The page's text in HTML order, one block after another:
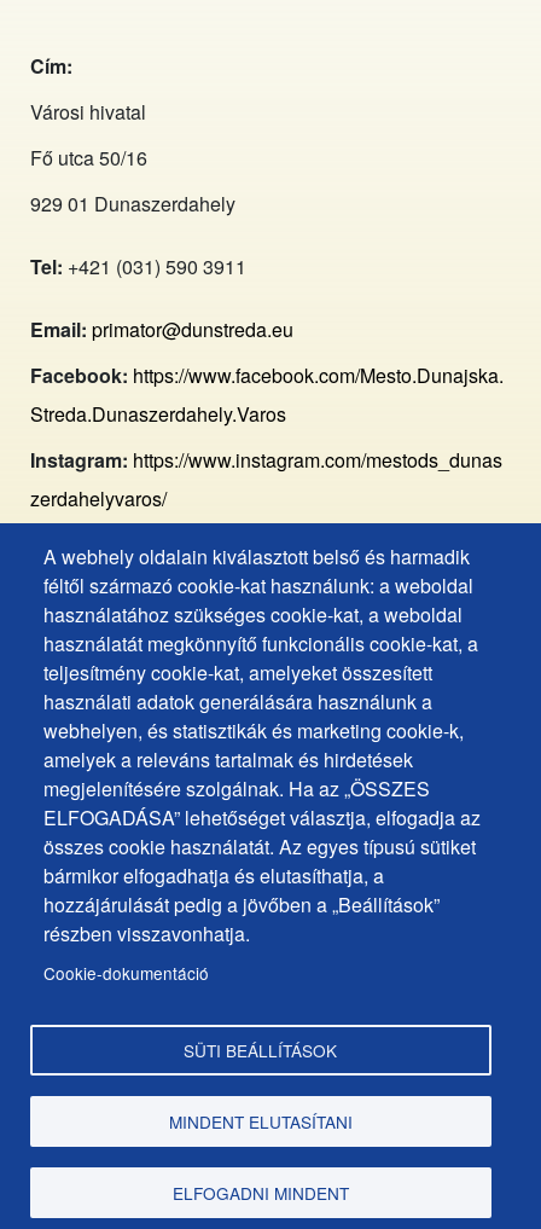
A webhely oldalain kiválasztott belső és harmadik
féltől származó cookie-kat használunk: a weboldal
használatához szükséges cookie-kat, a weboldal
használatát megkönnyítő funkcionális cookie-kat, a
teljesítmény cookie-kat, amelyeket összesített
használati adatok generálására használunk a
webhelyen, és statisztikák és marketing cookie-k,
amelyek a releváns tartalmak és hirdetések
megjelenítésére szolgálnak. Ha az „ÖSSZES
ELFOGADÁSA” lehetőséget választja, elfogadja az
összes cookie használatát. Az egyes típusú sütiket
bármikor elfogadhatja és elutasíthatja, a
hozzájárulását pedig a jövőben a „Beállítások”
részben visszavonhatja.
Cookie-dokumentáció
SÜTI BEÁLLÍTÁSOK
MINDENT ELUTASÍTANI
ELFOGADNI MINDENT
Cím:
Városi hivatal
Fő utca 50/16
929 01 Dunaszerdahely
Tel: +421 (031) 590 3911
Email: primator@dunstreda.eu
Facebook: https://www.facebook.com/Mesto.Dunajska.
Streda.Dunaszerdahely.Varos
Instagram: https://www.instagram.com/mestods_dunas
zerdahelyvaros/
Footer
MENU
Elérhetőségek
Oldaltérkép
Hírek a városból
Copyright © Dunaszerdahely város, 2025
Footer
Cookies
+
ochrana
osobných
udajov
Hozzáférhetőségi nyilatkozat
Gyakran ismételt kérdések
Személyes adatok védelme
Sütik használata
Sütik beállítások
Javaslatok és visszajelzések